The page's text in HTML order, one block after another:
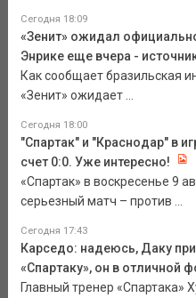
Сегодня 18:09
«Зенит» ожидал
Энрике еще вчера -
Как сообщает бразильская
«Зенит» ожидает ...
Сегодня 18:00
"Спартак" и "Краснодар" в
счет 0:0. Уже интересно!
«Спартак» в воскресенье 9
серьезный матч – против ...
Сегодня 17:43
Карседо: надеюсь, Даку
«Спартаку», он в отличной
Главный тренер «Спартака»